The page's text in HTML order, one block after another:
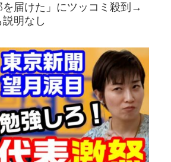
を届けた」にツッコミ殺到→
明なし